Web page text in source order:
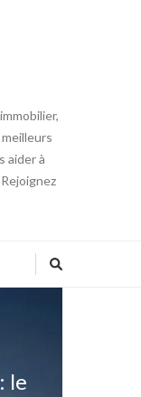
aider à
le